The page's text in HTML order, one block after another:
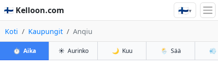
🇫🇮 Kelloon.com 🇫🇮▾
Koti Kaupungit Anqiu
⏱️ Aika ☀️ Aurinko 🌙 Kuu 🌦️ Sää 💨